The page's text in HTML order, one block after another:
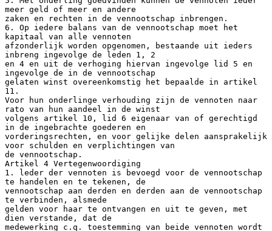
meer geld of meer en andere
zaken en rechten in de vennootschap inbrengen.
6. Op iedere balans van de vennootschap moet het
kapitaal van alle vennoten
afzonderlijk worden opgenomen, bestaande uit ieders
inbreng ingevolge de leden 1, 2
en 4 en uit de verhoging hiervan ingevolge lid 5 en
ingevolge de in de vennootschap
gelaten winst overeenkomstig het bepaalde in artikel
11.
Voor hun onderlinge verhouding zijn de vennoten naar
rato van hun aandeel in de winst
volgens artikel 10, lid 6 eigenaar van of gerechtigd
in de ingebrachte goederen en
vorderingsrechten, en voor gelijke delen aansprakelijk
voor schulden en verplichtingen van
de vennootschap.
Artikel 4 Vertegenwoordiging
1. leder der vennoten is bevoegd voor de vennootschap
te handelen en te tekenen, de
vennootschap aan derden en derden aan de vennootschap
te verbinden, alsmede
gelden voor haar te ontvangen en uit te geven, met
dien verstande, dat de
medewerking c.q. toestemming van beide vennoten wordt